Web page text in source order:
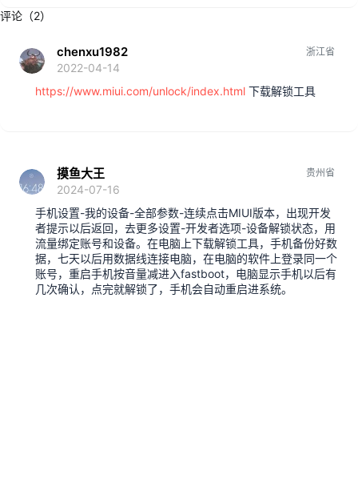
评论（2）
chenxu1982
2022-04-14
浙江省
https://www.miui.com/unlock/index.html 下载解锁工具
摸鱼大王
2024-07-16
贵州省
手机设置-我的设备-全部参数-连续点击MIUI版本，出现开发
者提示以后返回，去更多设置-开发者选项-设备解锁状态，用
流量绑定账号和设备。在电脑上下载解锁工具，手机备份好数
据，七天以后用数据线连接电脑，在电脑的软件上登录同一个
账号，重启手机按音量减进入fastboot，电脑显示手机以后有
几次确认，点完就解锁了，手机会自动重启进系统。